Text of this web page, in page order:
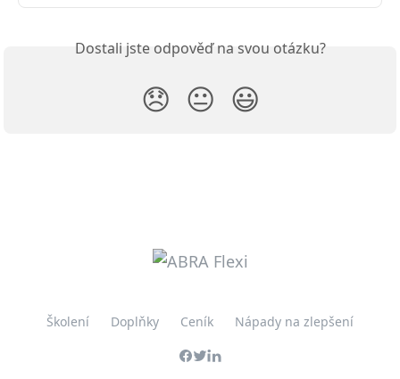
Dostali jste odpověď na svou otázku?
😞 😐 😃
Školení Doplňky Ceník Nápady na zlepšení